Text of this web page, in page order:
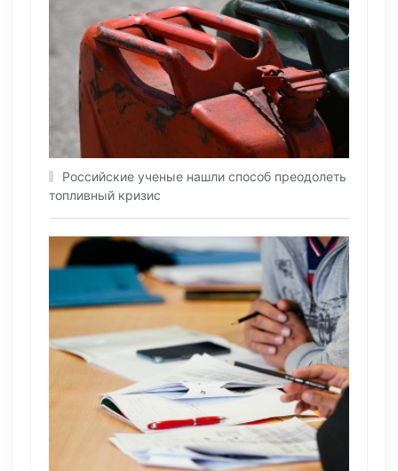
Российские ученые нашли способ преодолеть
топливный кризис